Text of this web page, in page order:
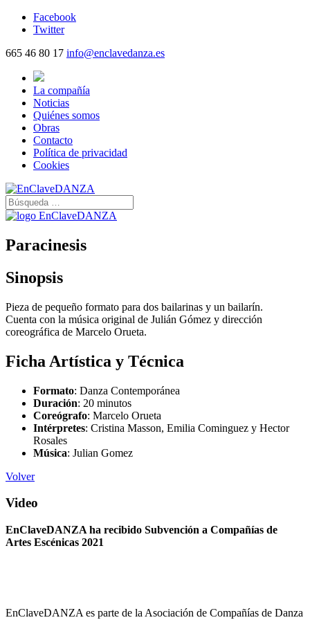
Facebook
Twitter
665 46 80 17 info@enclavedanza.es
La compañía
Noticias
Quiénes somos
Obras
Contacto
Política de privacidad
Cookies
Paracinesis
Sinopsis
Pieza de pequeño formato para dos bailarinas y un bailarín.
Cuenta con la música original de Julián Gómez y dirección
coreográfica de Marcelo Orueta.
Ficha Artística y Técnica
Formato: Danza Contemporánea
Duración: 20 minutos
Coreógrafo: Marcelo Orueta
Intérpretes: Cristina Masson, Emilia Cominguez y Hector
Rosales
Música: Julian Gomez
Volver
Video
EnClaveDANZA ha recibido Subvención a Compañías de
Artes Escénicas 2021
EnClaveDANZA es parte de la Asociación de Compañías de Danza